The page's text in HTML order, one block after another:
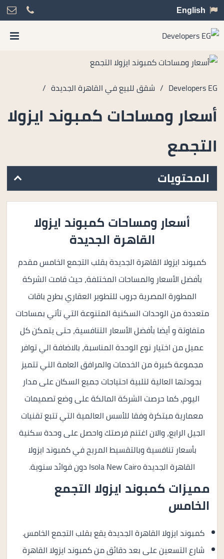
English
Developers EG
/ شقق للبيع في القاهرة الجديدة /
أسعار ومساحات كمبوند ايزولا
التجمع
المحتويات
أسعار ومساحات كمبوند ايزولا
القاهرة الجديدة
كمبوند ايزولا القاهرة الجديدة بقلب التجمع الخامس مقدم
بأفضل الأسعار والمساحات المختلفة، حيث قامت الشركة
المطورة المصرية جروب للتطوير العقاري بطرح باقات
متعددة من الوحدات السكنية المتنوعة التي تأتي بمساحات
متفاوتة و أيضا بأفضل الأسعار التنافسية، حتى يتمكن كل
عميل من اختيار نوع الوحدة المناسبة، بالاضافة الي توافر
مجموعة كبيرة من الخدمات والمرافق العامة التي تتميز
بجودتها العالية لتلبية احتياجات جميع السكان على مدار
اليوم، كما حرصت الشركة المالكة على وضع تصميمات
معمارية مبتكرة وفقا للأسس العالمية التي تتبع تقنيات
الجيل الرابع، والان اغتنم فرصتك واحصل على وحدة سكنية
بأسعار تنافسية وبالتقسيط المريح في كمبوند ايزولا
القاهرة الجديدة Isola New Cairo دون فوائد سنوية.
مميزات كمبوند ايزولا التجمع
الخامس
كمبوند ايزولا القاهرة الجديدة يقع بقلب التجمع الخامس.
شارع التسعين على بعد دقائق من كمبوند ايزولا القاهرة